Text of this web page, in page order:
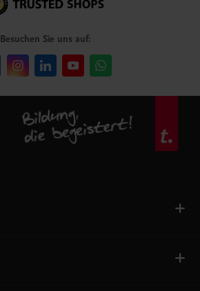
Besuchen Sie uns auf: